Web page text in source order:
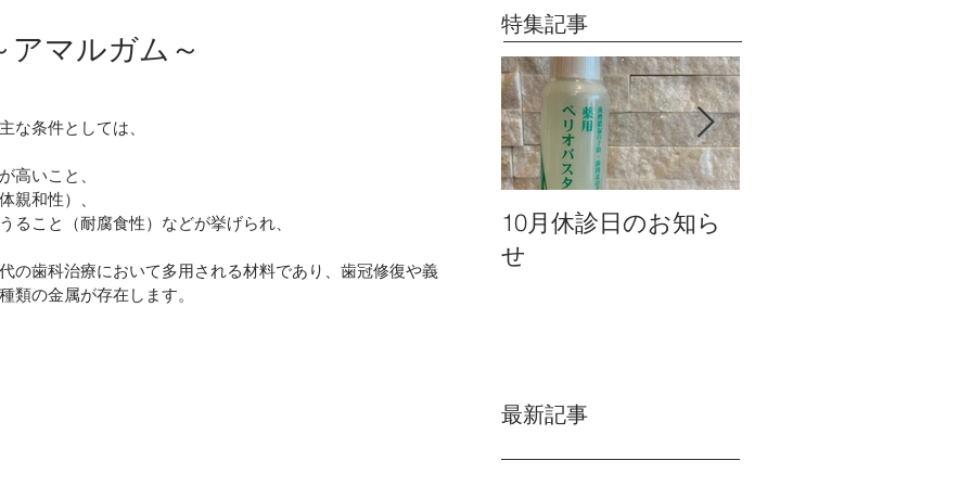
マルガム～
な条件としては、
高いこと、
親和性）、
ること（耐腐食性）などが挙げられ、
の歯科治療において多用される材料であり、歯冠修復や義
類の金属が存在します。
特集記事
10月休診日のお知ら
せ
最新記事